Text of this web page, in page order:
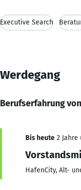
Executive Search
Werdegang
Berufserfahrung
Bis heute 2
HafenCity, Alt-